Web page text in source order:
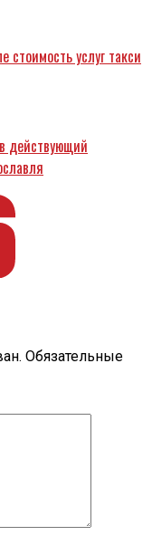
стоимость услуг такси
действующий
Обязательные